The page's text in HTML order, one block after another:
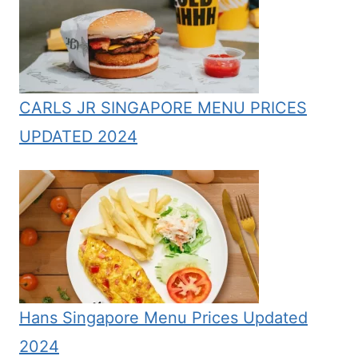
CARLS JR SINGAPORE MENU PRICES
UPDATED 2024
Hans Singapore Menu Prices Updated
2024